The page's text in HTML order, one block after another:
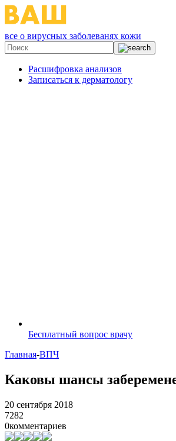
все о вирусных заболеванях кожи
Расшифровка анализов
Записаться к дерматологу
Бесплатный вопрос врачу
Главная-ВПЧ
Каковы шансы
20 сентября 2018
7282
0комментариев